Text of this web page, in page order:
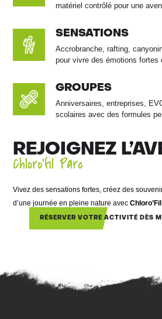
matériel contrôlé pour une
SENSATIONS
Accrobranche, rafting,
pour vivre des émotions fortes
GROUPES
Anniversaires, entreprises,
scolaires avec des formules
REJOIGNEZ
Chloro’fil Parc
Vivez des sensations fortes, créez des
d’une journée en pleine nature avec
RÉSERVER VOTRE ACTIVITÉ DÈS